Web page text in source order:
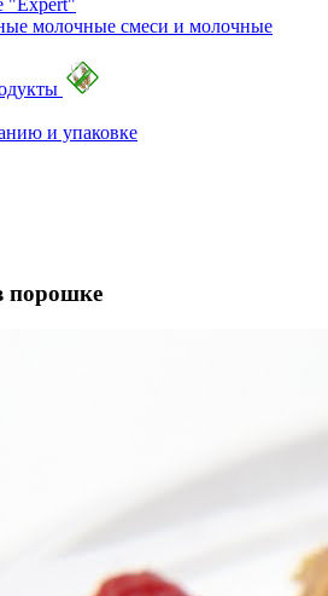
"Expert"
молочные смеси и молочные
и упаковке
порошке